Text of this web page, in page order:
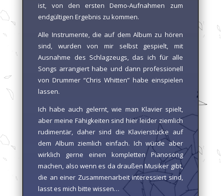
ist, von den ersten Demo-Aufnahmen zum
endgültigen Ergebnis zu kommen.
Alle Instrumente, die auf dem Album zu hören
sind, wurden von mir selbst gespielt, mit
Ausnahme des Schlagzeugs, das ich für alle
Songs arrangiert habe und dann professionell
von Drummer “Chris Whitten” habe einspielen
lassen.
Ich habe auch gelernt, wie man Klavier spielt,
aber meine Fähigkeiten sind hier leider ziemlich
rudimentär, daher sind die Klavierstücke auf
dem Album ziemlich einfach. Ich würde aber
wirklich gerne einen kompletten Pianosong
machen, also wenn es da draußen Musiker gibt,
die an einer Zusammenarbeit interessiert sind,
lasst es mich bitte wissen…